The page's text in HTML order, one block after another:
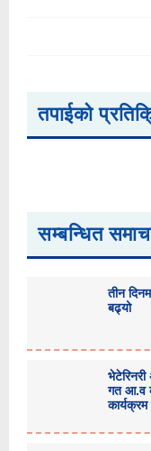
तपाईको
सम्बन्धित
तीन
बढ्यो
भेटेरिनरी
गत आ.व
कार्यक्रम